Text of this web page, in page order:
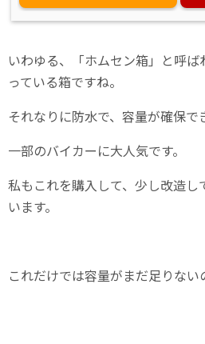
いわゆる、「ホムセン箱」と呼
っている箱ですね。
それなりに防水で、容量が確保で
一部のバイカーに大人気です。
私もこれを購入して、少し改造
います。
これだけでは容量がまだ足りない